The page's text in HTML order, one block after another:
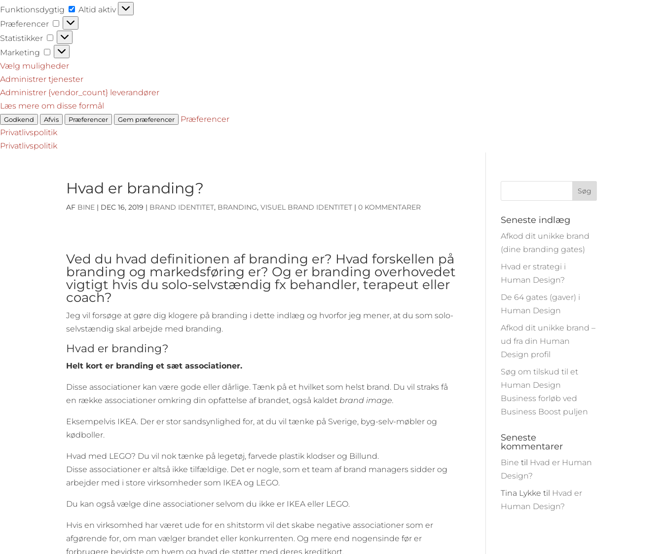
Funktionsdygtig
Funktionsdygtig
Altid aktiv
Præferencer
Præferencer
Statistikker
Statistikker
Marketing
Marketing
Vælg muligheder
Administrer tjenester
Administrer {vendor_count} leverandører
Læs mere om disse formål
Godkend Afvis Præferencer Gem præferencer
Præferencer
Privatlivspolitik
Privatlivspolitik
Hvad er branding?
AF BINE | DEC 16, 2019 | BRAND IDENTITET, BRANDING,VISUEL BRAND IDENTITET |0 KOMMENTARER
Ved du hvad definitionen af branding er? Hvad forskellen på
branding og markedsføring er? Og er branding overhovedet
vigtigt hvis du solo-selvstændig fx behandler, terapeut eller
coach?
Jeg vil forsøge at gøre dig klogere på branding i dette indlæg og hvorfor jeg mener, at du som solo-
selvstændig skal arbejde med branding.
Hvad er branding?
Helt kort er branding et sæt associationer.
Disse associationer kan være gode eller dårlige. Tænk på et hvilket som helst brand. Du vil straks få
en række associationer omkring din opfattelse af brandet, også kaldet brand image.
Eksempelvis IKEA. Der er stor sandsynlighed for, at du vil tænke på Sverige, byg-selv-møbler og
kødboller.
Hvad med LEGO? Du vil nok tænke på legetøj, farvede plastik klodser og Billund.
Disse associationer er altså ikke tilfældige. Det er nogle, som et team af brand managers sidder og
arbejder med i store virksomheder som IKEA og LEGO.
Du kan også vælge dine associationer selvom du ikke er IKEA eller LEGO.
Hvis en virksomhed har været ude for en shitstorm vil det skabe negative associationer som er
afgørende for, om man vælger brandet eller konkurrenten. Og mere end nogensinde før er
forbrugere bevidste om hvem og hvad de støtter med deres kreditkort.
Seneste indlæg
Afkod dit unikke brand
(dine branding gates)
Hvad er strategi i
Human Design?
De 64 gates (gaver) i
Human Design
Afkod dit unikke brand –
ud fra din Human
Design profil
Søg om tilskud til et
Human Design
Business forløb ved
Business Boost puljen
Seneste
kommentarer
Bine til Hvad er Human
Design?
Tina Lykke til Hvad er
Human Design?